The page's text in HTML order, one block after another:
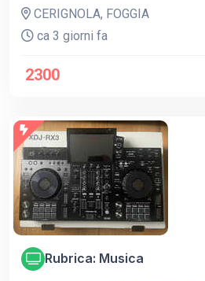
CERIGNOLA, FOGGIA
ca 3 giorni fa
2300
Rubrica: Musica